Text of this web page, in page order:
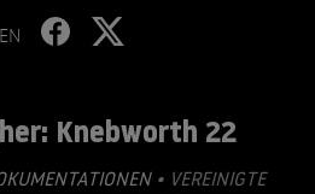
Knebworth 22
• VEREINIGTE